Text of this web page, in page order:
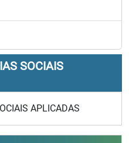
SOCIAIS
APLICADAS